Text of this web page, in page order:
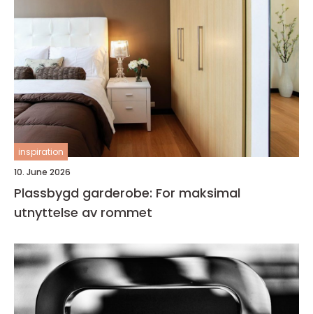
inspiration
10. June 2026
Plassbygd garderobe: For maksimal
utnyttelse av rommet